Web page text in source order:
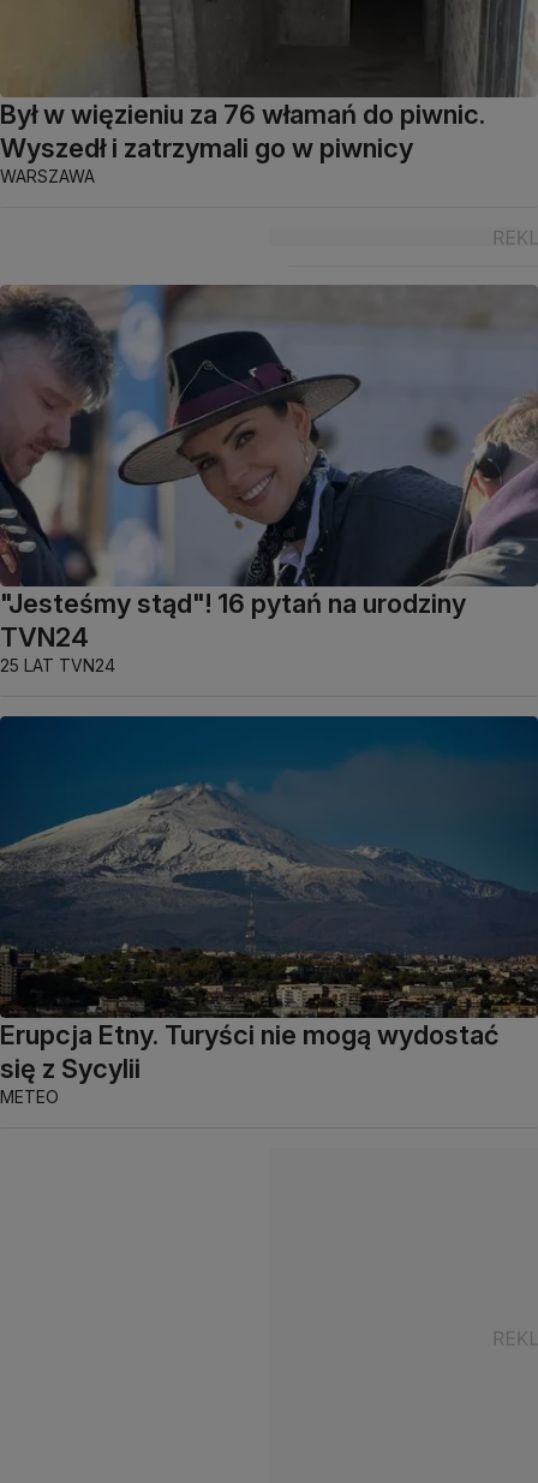
Był w więzieniu za 76 włamań do piwnic.
Wyszedł i zatrzymali go w piwnicy
WARSZAWA
"Jesteśmy stąd"! 16 pytań na urodziny
TVN24
25 LAT TVN24
Erupcja Etny. Turyści nie mogą wydostać
się z Sycylii
METEO